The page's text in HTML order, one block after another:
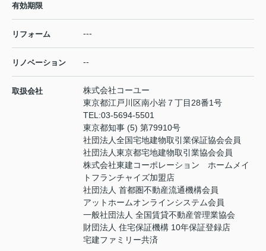
有効期限
リフォーム ---
リノベーション --
取扱会社
株式会社コーユー
東京都江戸川区南小岩７丁目28番1号
TEL:03-5694-5501
東京都知事 (5) 第79910号
社団法人全国宅地建物取引業保証協会会員
社団法人東京都宅地建物取引業協会会員
株式会社東建コーポレーション ホームメイ
トフランチャイズ加盟店
社団法人 首都圏不動産流通機構会員
アットホームオンラインシステム会員
一般社団法人 全国賃貸不動産管理業協会
財団法人 住宅保証機構 10年保証登録店
宅建ファミリー共済